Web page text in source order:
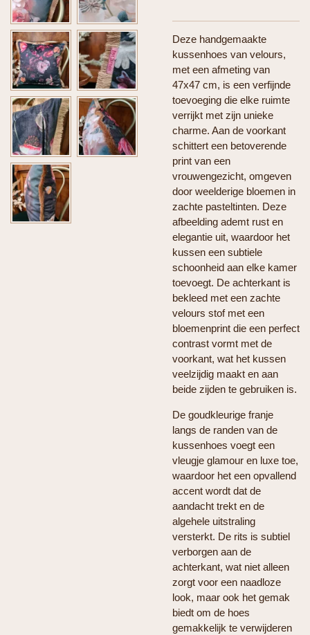
Deze handgemaakte
kussenhoes van velours,
met een afmeting van
47x47 cm, is een verfijnde
toevoeging die elke ruimte
verrijkt met zijn unieke
charme. Aan de voorkant
schittert een betoverende
print van een
vrouwengezicht, omgeven
door weelderige bloemen in
zachte pasteltinten. Deze
afbeelding ademt rust en
elegantie uit, waardoor het
kussen een subtiele
schoonheid aan elke kamer
toevoegt. De achterkant is
bekleed met een zachte
velours stof met een
bloemenprint die een perfect
contrast vormt met de
voorkant, wat het kussen
veelzijdig maakt en aan
beide zijden te gebruiken is.
De goudkleurige franje
langs de randen van de
kussenhoes voegt een
vleugje glamour en luxe toe,
waardoor het een opvallend
accent wordt dat de
aandacht trekt en de
algehele uitstraling
versterkt. De rits is subtiel
verborgen aan de
achterkant, wat niet alleen
zorgt voor een naadloze
look, maar ook het gemak
biedt om de hoes
gemakkelijk te verwijderen